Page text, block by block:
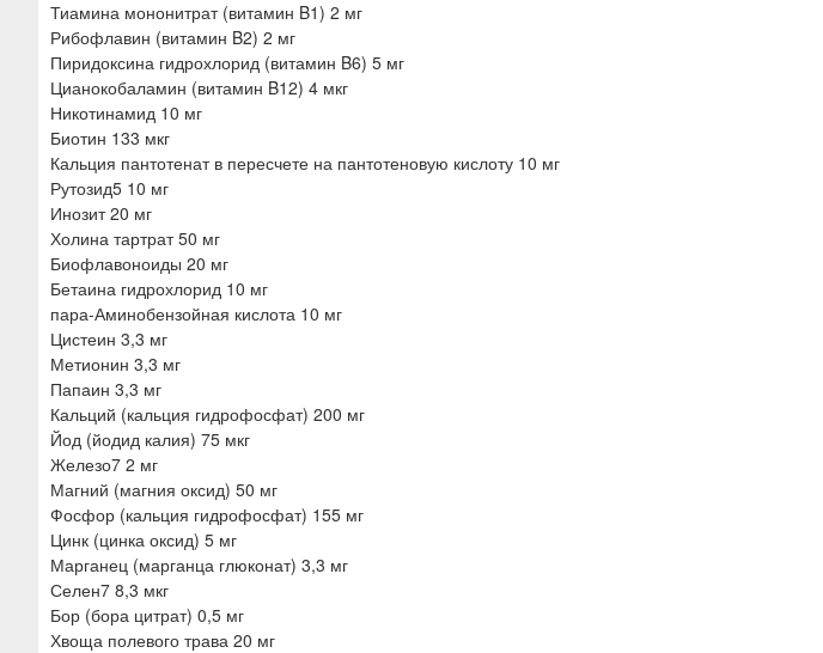
Тиамина мононитрат (витамин B1) 2 мг
Рибофлавин (витамин B2) 2 мг
Пиридоксина гидрохлорид (витамин B6) 5 мг
Цианокобаламин (витамин B12) 4 мкг
Никотинамид 10 мг
Биотин 133 мкг
Кальция пантотенат в пересчете на пантотеновую кислоту 10 мг
Рутозид5 10 мг
Инозит 20 мг
Холина тартрат 50 мг
Биофлавоноиды 20 мг
Бетаина гидрохлорид 10 мг
пара-Аминобензойная кислота 10 мг
Цистеин 3,3 мг
Метионин 3,3 мг
Папаин 3,3 мг
Кальций (кальция гидрофосфат) 200 мг
Йод (йодид калия) 75 мкг
Железо7 2 мг
Магний (магния оксид) 50 мг
Фосфор (кальция гидрофосфат) 155 мг
Цинк (цинка оксид) 5 мг
Марганец (марганца глюконат) 3,3 мг
Селен7 8,3 мкг
Бор (бора цитрат) 0,5 мг
Хвоща полевого трава 20 мг